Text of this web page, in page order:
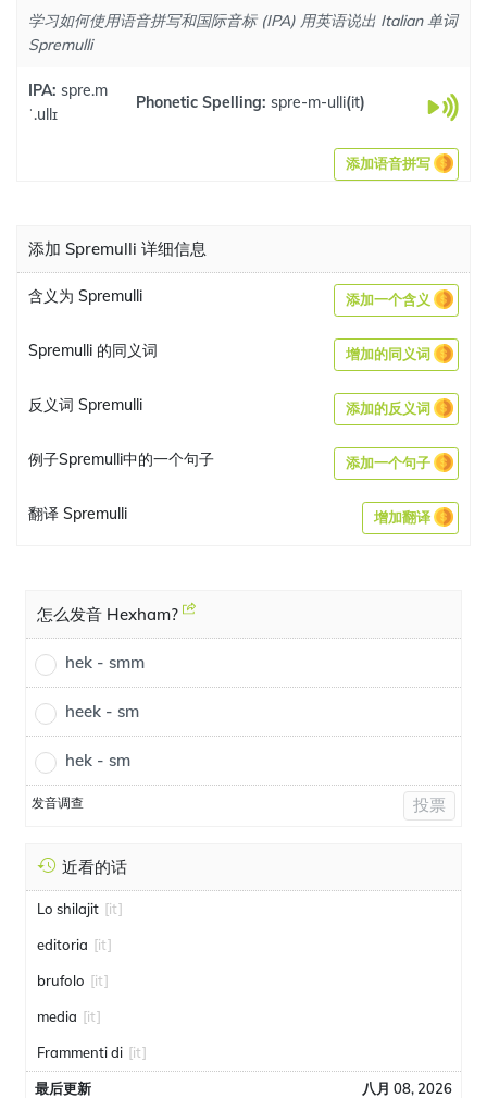
学习如何使用语音拼写和国际音标 (IPA) 用英语说出 Italian 单词
Spremulli
IPA: spre.m
ˈ.ullɪ
Phonetic Spelling: spre-m-ulli(it)
添加语音拼写
添加 Spremulli 详细信息
含义为 Spremulli 添加一个含义
Spremulli 的同义词 增加的同义词
反义词 Spremulli 添加的反义词
例子Spremulli中的一个句子 添加一个句子
翻译 Spremulli 增加翻译
怎么发音 Hexham?
hek - smm
heek - sm
hek - sm
发音调查 投票
近看的话
Lo shilajit [it]
editoria [it]
brufolo [it]
media [it]
Frammenti di [it]
最后更新 八月 08, 2026